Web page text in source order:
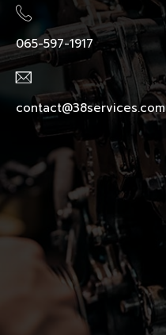
065-597-1917
contact@38services.com